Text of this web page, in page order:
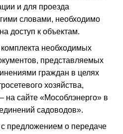
и для проезда
словами, необходимо
доступ к объектам.
необходимых
представляемых
граждан в целях
хозяйства,
на сайте «Мособлэнерго» в
садоводов».
предложением о передаче